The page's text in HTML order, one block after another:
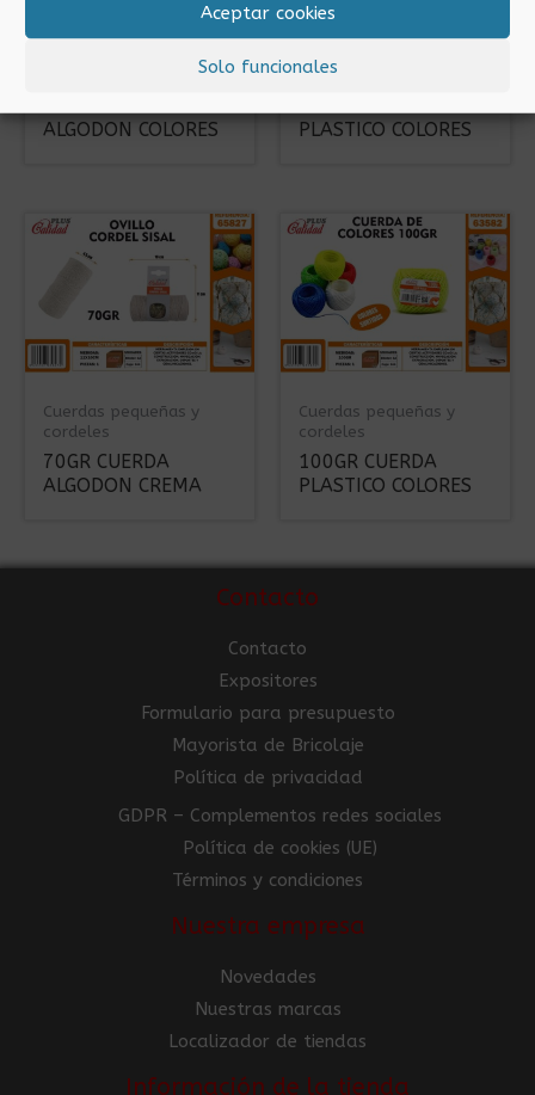
Aceptar cookies
Solo funcionales
ALGODON COLORES
Cuerdas pequeñas y
cordeles
PLASTICO COLORES
Cuerdas pequeñas y
cordeles
70GR CUERDA
ALGODON CREMA
Cuerdas pequeñas y
cordeles
100GR CUERDA
PLASTICO COLORES
Contacto
Contacto
Expositores
Formulario para presupuesto
Mayorista de Bricolaje
Política de privacidad
GDPR – Complementos redes sociales
Política de cookies (UE)
Términos y condiciones
Nuestra empresa
Novedades
Nuestras marcas
Localizador de tiendas
Información de la tienda